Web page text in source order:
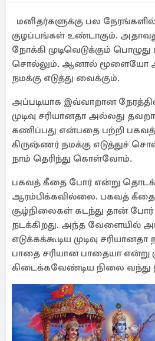
மனிதர்களுக்கு பல
குழப்பங்கள் உண்டாகும்.
நோக்கி முடிவெடுக்கும்
சொல்லும். ஆனால் மூளையோ
நமக்கு எடுத்து வைக்கும்.
அப்படியாக இவ்வாறான
முடிவு சரியானதா அல்லது
கணிப்பது என்பதை பற்றி
கிருஷ்ணர் நமக்கு எடுத்துச்
நாம் தெரிந்து கொள்வோம்.
பகவத் கீதை போர் என்று
ஆரம்பிக்கவில்லை. பகவத்
சூழ்நிலைகள் கடந்து தான் போர்
நடக்கிறது. அந்த வேளையில்
எடுக்கக்கூடிய முடிவு
பாதை சரியான பாதையா என்று
கிடைக்கவேண்டிய நிலை வந்து